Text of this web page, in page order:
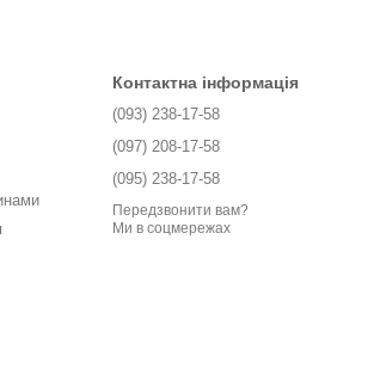
Контактна інформація
(093) 238-17-58
(097) 208-17-58
(095) 238-17-58
Передзвонити вам?
Ми в соцмережах